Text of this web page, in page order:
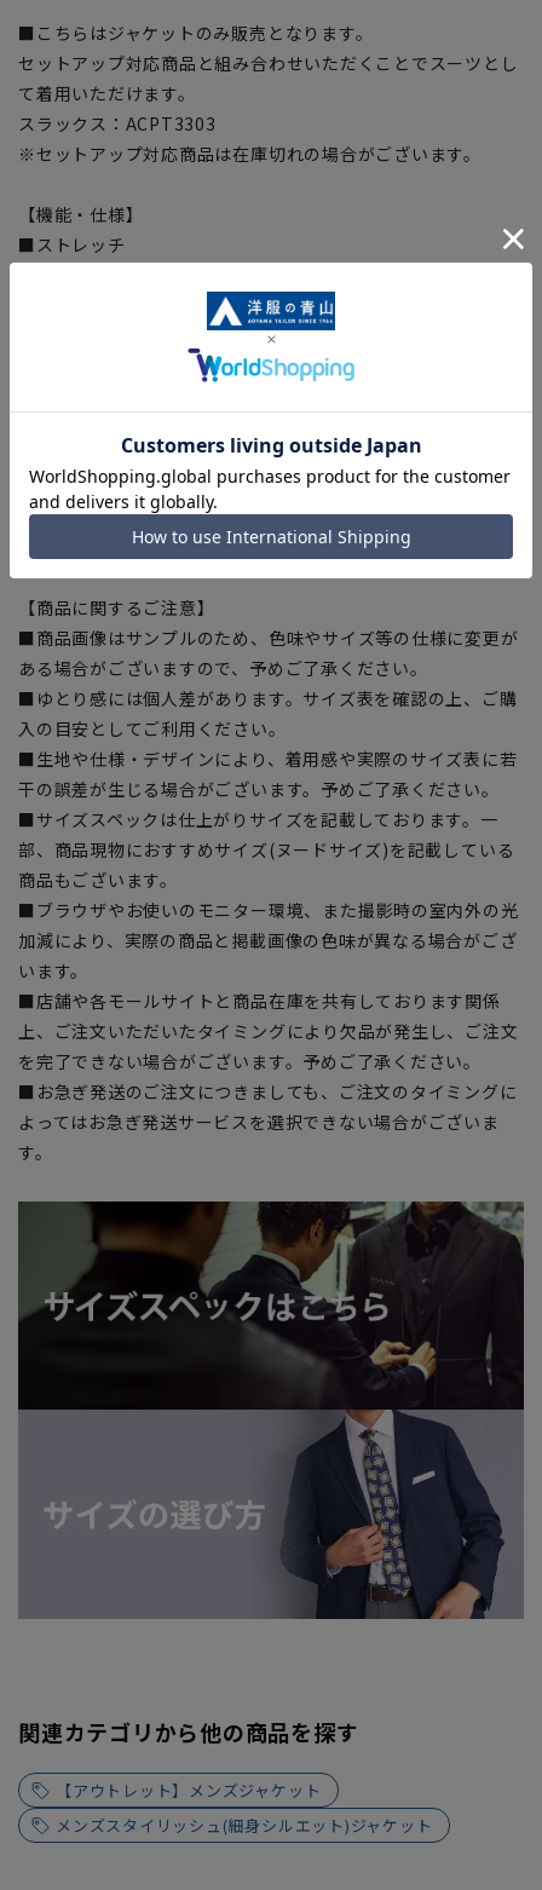
■こちらはジャケットのみ販売となります。
セットアップ対応商品と組み合わせいただくことでスーツとし
て着用いただけます。
スラックス：ACPT3303
※セットアップ対応商品は在庫切れの場合がございます。
【機能・仕様】
■ストレッチ
洗濯機からシャワークリーンなど、家庭での洗濯が可能です。
ポリエステルの素材特性でシワになりにくい。
【シルエット】《細め(スリム)》 (当社比)
【商品に関するご注意】
■商品画像はサンプルのため、色味やサイズ等の仕様に変更が
ある場合がございますので、予めご了承ください。
■ゆとり感には個人差があります。サイズ表を確認の上、ご購
入の目安としてご利用ください。
■生地や仕様・デザインにより、着用感や実際のサイズ表に若
干の誤差が生じる場合がございます。予めご了承ください。
■サイズスペックは仕上がりサイズを記載しております。一
部、商品現物におすすめサイズ(ヌードサイズ)を記載している
商品もございます。
■ブラウザやお使いのモニター環境、また撮影時の室内外の光
加減により、実際の商品と掲載画像の色味が異なる場合がござ
います。
■店舗や各モールサイトと商品在庫を共有しております関係
上、ご注文いただいたタイミングにより欠品が発生し、ご注文
を完了できない場合がございます。予めご了承ください。
■お急ぎ発送のご注文につきましても、ご注文のタイミングに
よってはお急ぎ発送サービスを選択できない場合がございま
す。
関連カテゴリから他の商品を探す
【アウトレット】メンズジャケット
メンズスタイリッシュ(細身シルエット)ジャケット